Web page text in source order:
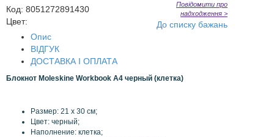
Код: 8051272891430
Цвет:
Повідомити про
надходження >
До списку бажань
Опис
ВІДГУК
ДОСТАВКА І ОПЛАТА
Блокнот Moleskine Workbook A4 черный (клетка)
Размер: 21 x 30 см;
Цвет: черный;
Наполнение: клетка;